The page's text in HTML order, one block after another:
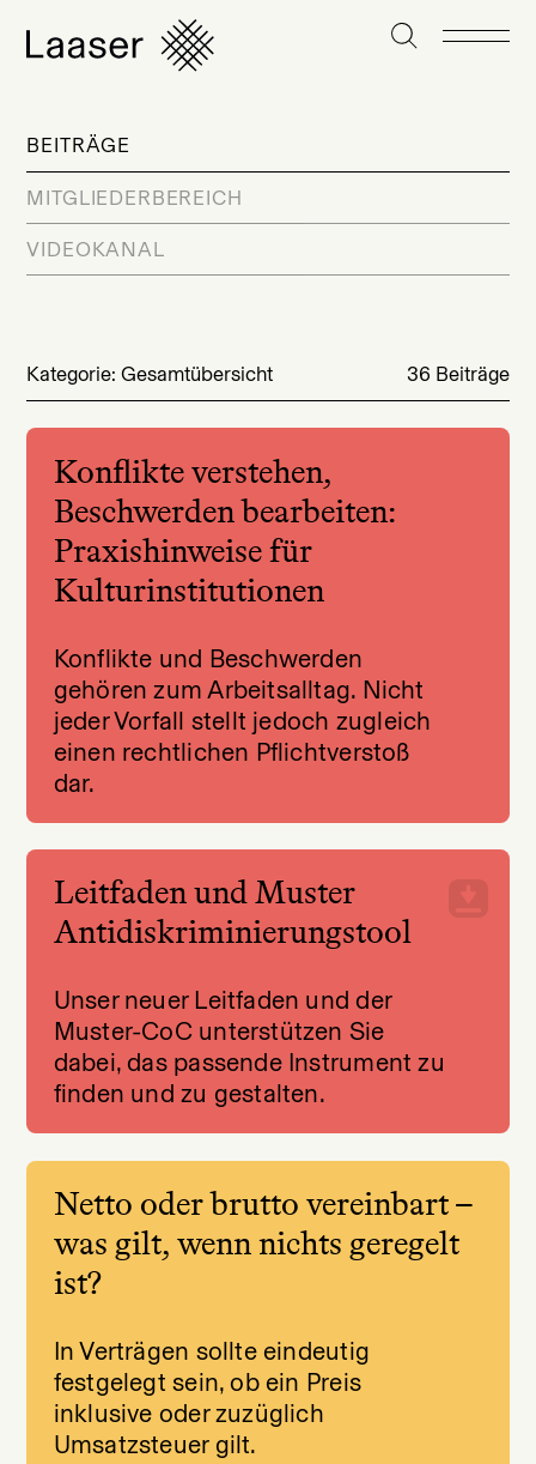
BEITRÄGE
MITGLIEDERBEREICH
VIDEOKANAL
Kategorie: Gesamtübersicht 36 Beiträge
Konflikte verstehen,
Beschwerden bearbeiten:
Praxishinweise für
Kulturinstitutionen
Konflikte und Beschwerden
gehören zum Arbeitsalltag. Nicht
jeder Vorfall stellt jedoch zugleich
einen rechtlichen Pflichtverstoß
dar.
Leitfaden und Muster
Antidiskriminierungstool
Unser neuer Leitfaden und der
Muster-CoC unterstützen Sie
dabei, das passende Instrument zu
finden und zu gestalten.
Netto oder brutto vereinbart –
was gilt, wenn nichts geregelt
ist?
In Verträgen sollte eindeutig
festgelegt sein, ob ein Preis
inklusive oder zuzüglich
Umsatzsteuer gilt.